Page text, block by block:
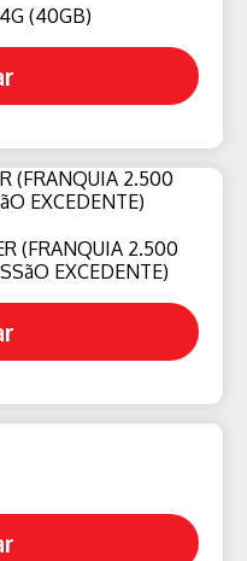
(40GB)
(FRANQUIA 2.500
EXCEDENTE)